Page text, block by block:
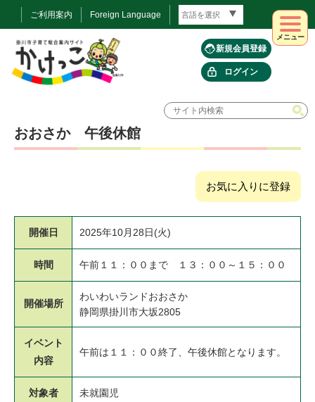
ご利用案内 Foreign Language
新規会員登録
ログイン
メニュー
おおさか 午後休館
お気に入りに登録
開催日 2025年10月28日(火)
時間 午前１１：００まで １３：００～１５：００
開催場所
わいわいランドおおさか
静岡県掛川市大坂2805
イベント
内容
午前は１１：００終了、午後休館となります。
対象者 未就園児